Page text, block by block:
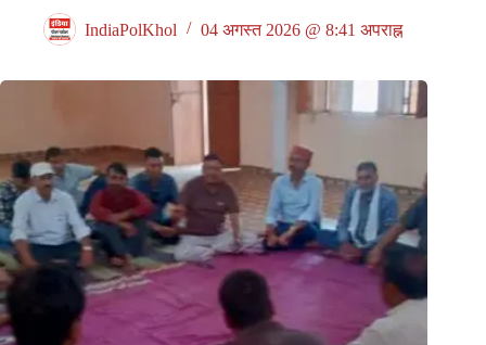
IndiaPolKhol 04 अगस्त 2026 @ 8:41 अपराह्न